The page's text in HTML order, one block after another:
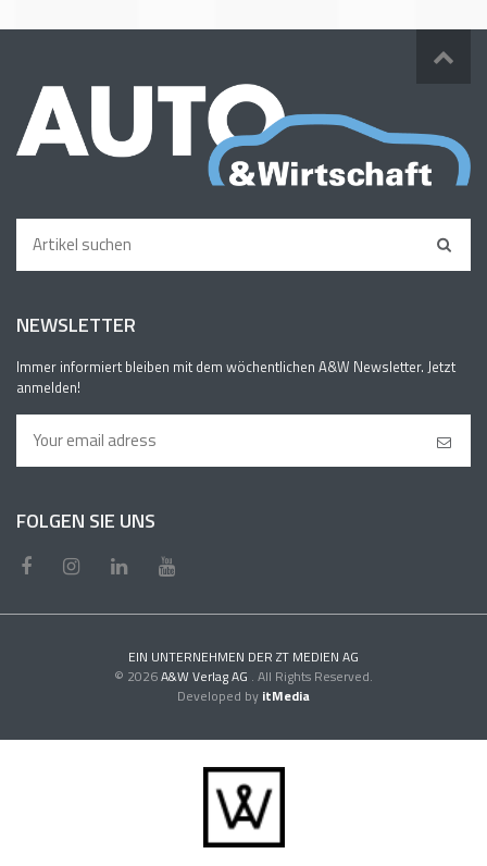
NEWSLETTER
Immer informiert bleiben mit dem wöchentlichen A&W Newsletter. Jetzt
anmelden!
FOLGEN SIE UNS
EIN UNTERNEHMEN DER ZT MEDIEN AG
© 2026A&W Verlag AG . All Rights Reserved.
Developed by itMedia